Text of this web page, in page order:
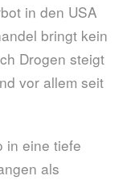
in den USA
bringt kein
Drogen steigt
vor allem seit
in eine tiefe
als